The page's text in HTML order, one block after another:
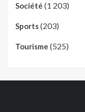
Société (1 203)
Sports(203)
Tourisme (525)